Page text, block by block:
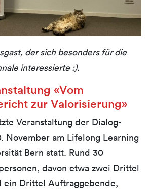
der sich besonders für die
interessierte :).
«Vom
zur Valorisierung»
Veranstaltung der Dialog-
November am Lifelong Learning
Bern statt. Rund 30
davon etwa zwei Drittel
ein Drittel Auftraggebende,